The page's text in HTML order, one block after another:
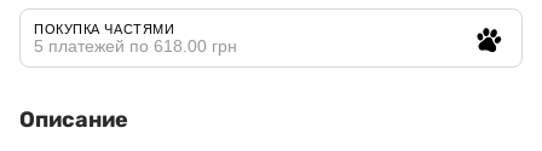
ПОКУПКА ЧАСТЯМИ
5 платежей по 618.00 грн
Описание